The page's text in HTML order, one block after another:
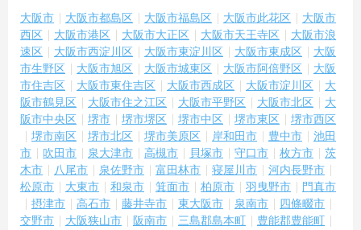
大阪市 大阪市都島区 大阪市福島区 大阪市此花区
大阪市
西区
大阪市港区 大阪市大正区 大阪市天王寺区
大阪市浪
速区
大阪市西淀川区 大阪市東淀川区 大阪市東成区
大阪
市生野区
大阪市旭区 大阪市城東区 大阪市阿倍野区
大阪
市住吉区
大阪市東住吉区 大阪市西成区 大阪市淀川区
大
阪市鶴見区
大阪市住之江区 大阪市平野区 大阪市北区
大
阪市中央区
堺市 堺市堺区 堺市中区 堺市東区
堺市西区
堺市南区
堺市北区 堺市美原区 岸和田市 豊中市
池田
市
吹田市 泉大津市 高槻市 貝塚市 守口市 枚方市
茨
木市
八尾市 泉佐野市 富田林市 寝屋川市
河内長野市
松原市
大東市 和泉市 箕面市 柏原市 羽曳野市
門真市
摂津市
高石市 藤井寺市 東大阪市 泉南市
四條畷市
交野市
大阪狭山市 阪南市 三島郡島本町
豊能郡豊能町